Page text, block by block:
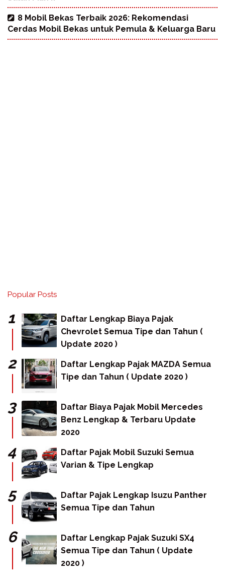
8 Mobil Bekas Terbaik 2026: Rekomendasi
Cerdas Mobil Bekas untuk Pemula & Keluarga Baru
Popular Posts
Daftar Lengkap Biaya Pajak
Chevrolet Semua Tipe dan Tahun (
Update 2020 )
Daftar Lengkap Pajak MAZDA Semua
Tipe dan Tahun ( Update 2020 )
Daftar Biaya Pajak Mobil Mercedes
Benz Lengkap & Terbaru Update
2020
Daftar Pajak Mobil Suzuki Semua
Varian & Tipe Lengkap
Daftar Pajak Lengkap Isuzu Panther
Semua Tipe dan Tahun
Daftar Lengkap Pajak Suzuki SX4
Semua Tipe dan Tahun ( Update
2020 )